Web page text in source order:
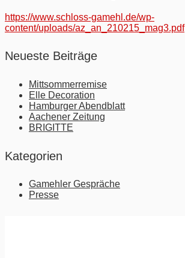
https://www.schloss-gamehl.de/wp-
content/uploads/az_an_210215_mag3.pdf
Neueste Beiträge
Mittsommerremise
Elle Decoration
Hamburger Abendblatt
Aachener Zeitung
BRIGITTE
Kategorien
Gamehler Gespräche
Presse